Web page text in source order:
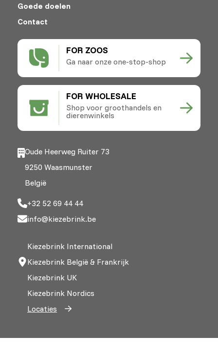
FOR ZOOS
Ga naar onze one-stop-shop
FOR WHOLESALE
Shop voor groothandels en
dierenwinkels
Goede doelen
Contact
Oude Heerweg Ruiter 73
9250 Waasmunster
België
+32 52 69 44 44
info@kiezebrink.be
Kiezebrink International
Kiezebrink België & Frankrijk
Kiezebrink UK
Kiezebrink Nordics
Locaties